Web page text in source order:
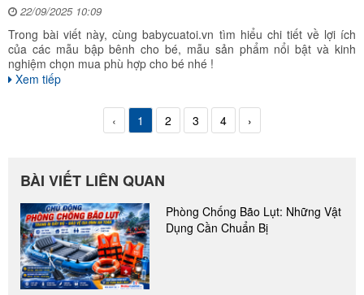
22/09/2025 10:09
Trong bài viết này, cùng babycuatoi.vn tìm hiểu chi tiết về lợi ích
của các mẫu bập bênh cho bé, mẫu sản phẩm nổi bật và kinh
nghiệm chọn mua phù hợp cho bé nhé !
Xem tiếp
‹ 1 2 3 4 ›
BÀI VIẾT LIÊN QUAN
Phòng Chống Bão Lụt: Những Vật
Dụng Cần Chuẩn Bị